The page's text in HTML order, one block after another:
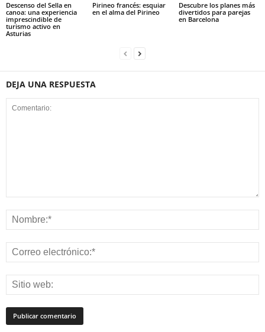
Descenso del Sella en
canoa: una experiencia
imprescindible de
turismo activo en
Asturias
Pirineo francés: esquiar
en el alma del Pirineo
Descubre los planes más
divertidos para parejas
en Barcelona
DEJA UNA RESPUESTA